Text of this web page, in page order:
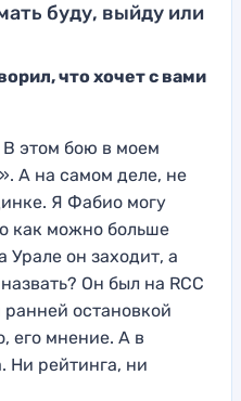
буду, выйду или
что хочет с вами
В этом бою в моем
А на самом деле, не
Я Фабио могу
как можно больше
Урале он заходит, а
Он был на RCC
ранней остановкой
его мнение. А в
Ни рейтинга, ни